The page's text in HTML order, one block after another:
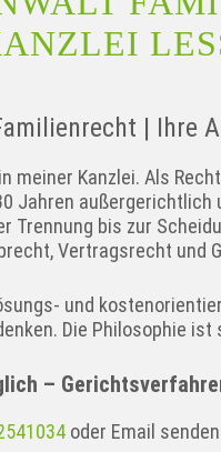
| Ihre
meiner Kanzlei. Als
Jahren außergerichtlich
Trennung bis zur
Vertragsrecht und
und
Die Philosophie
–
oder Email